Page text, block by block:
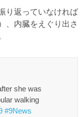
り返っていなければ
、内臓をえぐり出さ
she was
walking
#9News